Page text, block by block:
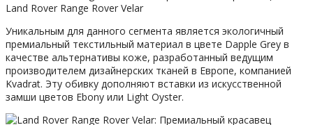
Land Rover Range Rover Velar
Уникальным для данного сегмента является экологичный
премиальный текстильный материал в цвете Dapple Grey в
качестве альтернативы коже, разработанный ведущим
производителем дизайнерских тканей в Европе, компанией
Kvadrat. Эту обивку дополняют вставки из искусственной
замши цветов Ebony или Light Oyster.